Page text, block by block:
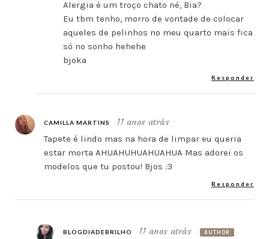
Alergia é um troço chato né, Bia?
Eu tbm tenho, morro de vontade de colocar
aqueles de pelinhos no meu quarto mais fica
só no sonho hehehe
bjoka
Responder
CAMILLA MARTINS
11 anos atrás
Tapete é lindo mas na hora de limpar eu queria
estar morta AHUAHUHUAHUAHUA Mas adorei os
modelos que tu postou! Bjos :3
Responder
BLOGDIADEBRILHO 11 anos atrás AUTHOR